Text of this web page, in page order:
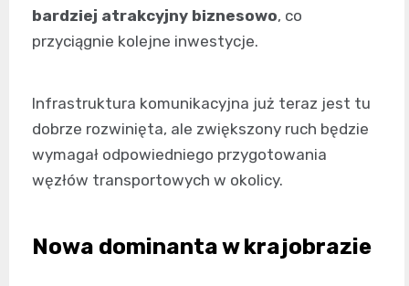
bardziej atrakcyjny biznesowo, co
przyciągnie kolejne inwestycje.
Infrastruktura komunikacyjna już teraz jest tu
dobrze rozwinięta, ale zwiększony ruch będzie
wymagał odpowiedniego przygotowania
węzłów transportowych w okolicy.
Nowa dominanta w krajobrazie